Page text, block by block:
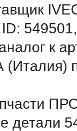
к
детали